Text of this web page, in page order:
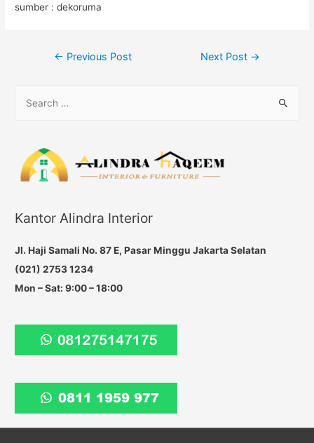
sumber : dekoruma
Post
← Previous Post Next Post →
o
r
:
Kantor Alindra Interior
Jl. Haji Samali No. 87 E, Pasar Minggu Jakarta Selatan
(021) 2753 1234
Mon – Sat: 9:00 – 18:00